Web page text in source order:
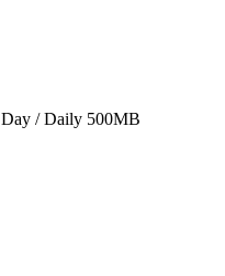
/ Daily 500MB